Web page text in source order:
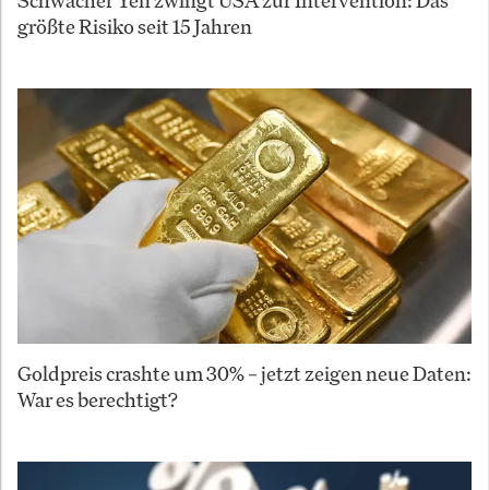
größte Risiko seit 15 Jahren
Goldpreis crashte um 30% – jetzt zeigen neue Daten:
War es berechtigt?